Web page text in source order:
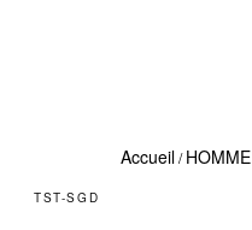
Accueil/HOMME
TST-SGD